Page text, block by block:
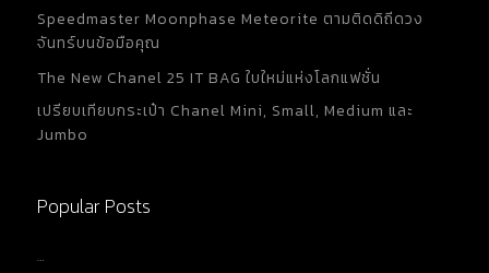
Speedmaster Moonphase Meteorite ตามติดดิถีดวง
จันทร์บนข้อมือคุณ
The New Chanel 25 IT BAG ใบใหม่แห่งโลกแฟชั่น
เปรียบเทียบกระเป๋า Chanel Mini, Small, Medium และ
Jumbo
Popular Posts
…